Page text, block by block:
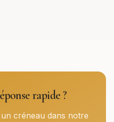
rapide ?
créneau dans notre